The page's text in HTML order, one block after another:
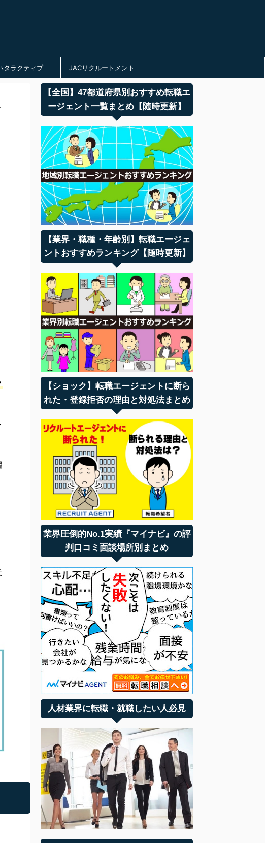
タラクティブ JACリクルートメント
【全国】47都道府県別おすすめ転職エ
ージェント一覧まとめ【随時更新】
【業界・職種・年齢別】転職エージェ
ントおすすめランキング【随時更新】
【ショック】転職エージェントに断ら
れた・登録拒否の理由と対処法まとめ
業界圧倒的No.1実績『マイナビ』の評
判口コミ面談場所別まとめ
人材業界に転職・就職したい人必見